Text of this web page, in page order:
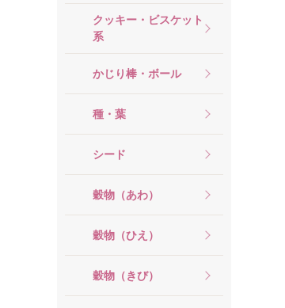
クッキー・ビスケット
系
かじり棒・ボール
種・葉
シード
穀物（あわ）
穀物（ひえ）
穀物（きび）